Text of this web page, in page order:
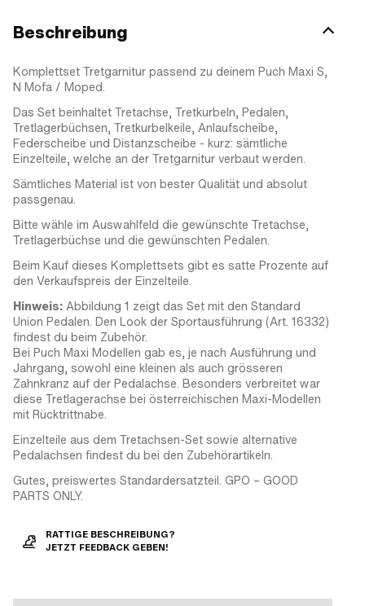
Beschreibung
Komplettset Tretgarnitur passend zu deinem Puch Maxi S,
N Mofa / Moped.
Das Set beinhaltet Tretachse, Tretkurbeln, Pedalen,
Tretlagerbüchsen, Tretkurbelkeile, Anlaufscheibe,
Federscheibe und Distanzscheibe - kurz: sämtliche
Einzelteile, welche an der Tretgarnitur verbaut werden.
Sämtliches Material ist von bester Qualität und absolut
passgenau.
Bitte wähle im Auswahlfeld die gewünschte Tretachse,
Tretlagerbüchse und die gewünschten Pedalen.
Beim Kauf dieses Komplettsets gibt es satte Prozente auf
den Verkaufspreis der Einzelteile.
Hinweis: Abbildung 1 zeigt das Set mit den Standard
Union Pedalen. Den Look der Sportausführung (Art. 16332)
findest du beim Zubehör.
Bei Puch Maxi Modellen gab es, je nach Ausführung und
Jahrgang, sowohl eine kleinen als auch grösseren
Zahnkranz auf der Pedalachse. Besonders verbreitet war
diese Tretlagerachse bei österreichischen Maxi-Modellen
mit Rücktrittnabe.
Einzelteile aus dem Tretachsen-Set sowie alternative
Pedalachsen findest du bei den Zubehörartikeln.
Gutes, preiswertes Standardersatzteil. GPO – GOOD
PARTS ONLY.
RATTIGE BESCHREIBUNG?
JETZT FEEDBACK GEBEN!